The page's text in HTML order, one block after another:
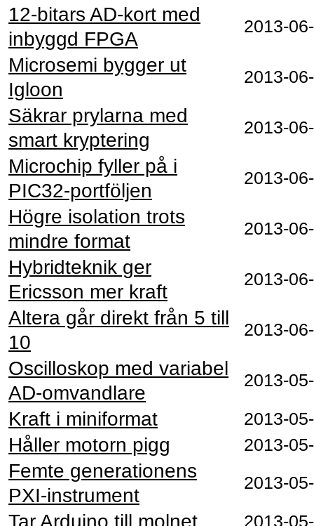
12-bitars AD-kort med
inbyggd FPGA
2013-
Microsemi bygger ut
Igloon
2013-
Säkrar prylarna med
smart kryptering
2013-
Microchip fyller på i
PIC32-portföljen
2013-
Högre isolation trots
mindre format
2013-
Hybridteknik ger
Ericsson mer kraft
2013-
Altera går direkt från 5 till
10
2013-
Oscilloskop med variabel
AD-omvandlare
2013-
Kraft i miniformat 2013-
Håller motorn pigg 2013-
Femte generationens
PXI-instrument
2013-
Tar Arduino till molnet 2013-